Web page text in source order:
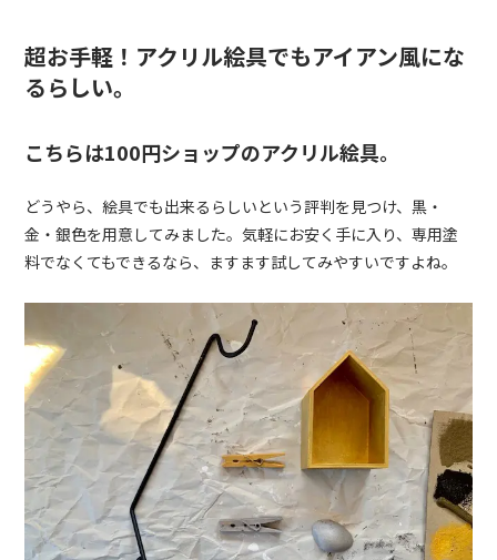
超お手軽！アクリル絵具でもアイアン風にな
るらしい。
こちらは100円ショップのアクリル絵具。
どうやら、絵具でも出来るらしいという評判を見つけ、黒・
金・銀色を用意してみました。気軽にお安く手に入り、専用塗
料でなくてもできるなら、ますます試してみやすいですよね。